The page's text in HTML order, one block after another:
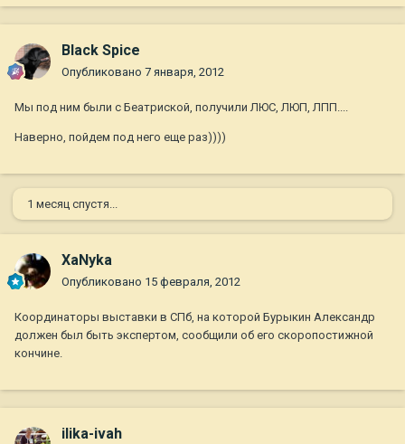
Black Spice
Опубликовано 7 января, 2012
Мы под ним были с Беатриской, получили ЛЮС, ЛЮП, ЛПП....
Наверно, пойдем под него еще раз))))
1 месяц спустя...
ХаNyka
Опубликовано 15 февраля, 2012
Координаторы выставки в СПб, на которой Бурыкин Александр
должен был быть экспертом, сообщили об его скоропостижной
кончине.
ilika-ivah